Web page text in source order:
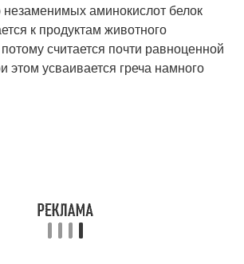
аминокислот белок
к продуктам животного
считается почти равноценной
этом усваивается греча намного